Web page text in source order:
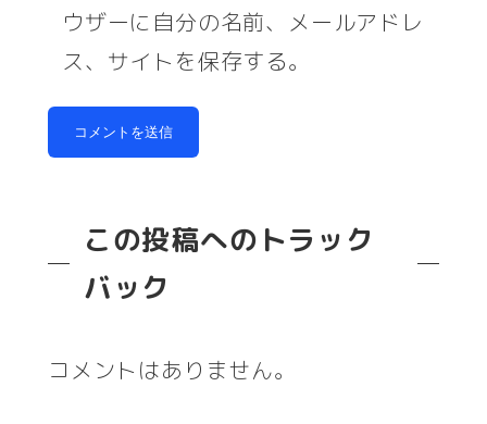
ウザーに自分の名前、メールアドレ
ス、サイトを保存する。
この投稿へのトラック
バック
コメントはありません。